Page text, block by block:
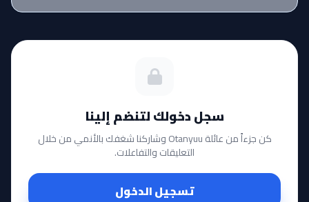
سجل دخولك لتنضم إلينا
كن جزءاً من عائلة Otanyuu وشاركنا شغفك بالأنمي من خلال
التعليقات والتفاعلات.
تسجيل الدخول